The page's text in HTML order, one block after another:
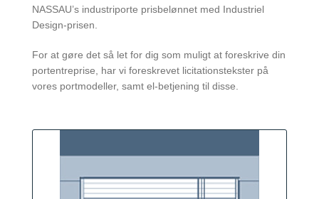
NASSAU’s industriporte prisbelønnet med Industriel
Design-prisen.
For at gøre det så let for dig som muligt at foreskrive din
portentreprise, har vi foreskrevet licitationstekster på
vores portmodeller, samt el-betjening til disse.